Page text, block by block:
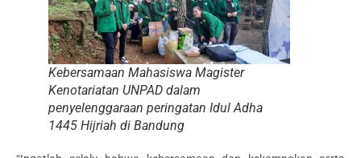
Kebersamaan Mahasiswa Magister
Kenotariatan UNPAD dalam
penyelenggaraan peringatan Idul Adha
1445 Hijriah di Bandung